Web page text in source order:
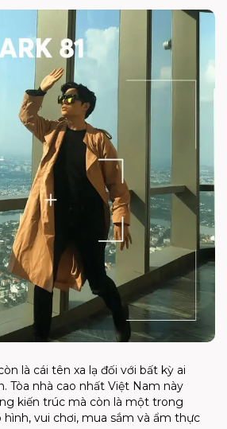
là cái tên xa lạ đối với bất kỳ ai
Tòa nhà cao nhất Việt Nam này
kiến trúc mà còn là một trong
vui chơi, mua sắm và ẩm thực